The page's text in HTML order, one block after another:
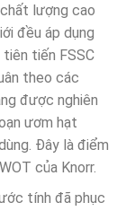
lượng cao
đều áp dụng
tiến FSSC
theo các
được nghiên
ươm hạt
Đây là điểm
của Knorr.
tính đã phục